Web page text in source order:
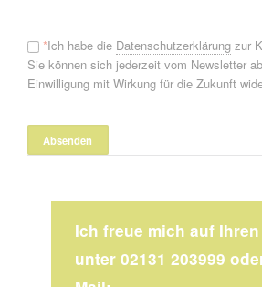
*Ich habe die Datenschutzerklärungzur
Sie können sich jederzeit vom Newsletter
Einwilligung mit Wirkung für die Zukunft
Ich freue mich auf
unter 02131 203999